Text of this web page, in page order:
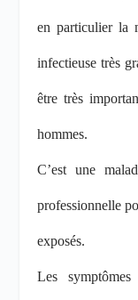
en particulier la
infectieuse très
être très
hommes.
C’est une
professionnelle
exposés.
Les